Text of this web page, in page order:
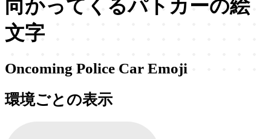
向かってくるパトカーの絵
文字
Oncoming Police Car Emoji
環境ごとの表示